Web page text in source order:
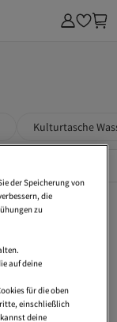
Kulturtasche
Gürtel
Mit Kette
der Speicherung von
die
zu
auf deine
für die oben
einschließlich
deine